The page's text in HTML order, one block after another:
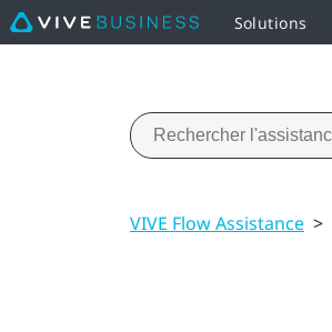
Solutions
VIVE Flow Assistance >